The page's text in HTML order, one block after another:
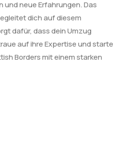
neue Erfahrungen. Das
dich auf diesem
dafür, dass dein Umzug
auf ihre Expertise und starte
Borders mit einem starken